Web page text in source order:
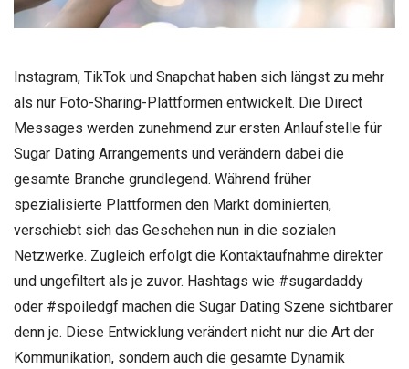
Instagram, TikTok und Snapchat haben sich längst zu mehr
als nur Foto-Sharing-Plattformen entwickelt. Die Direct
Messages werden zunehmend zur ersten Anlaufstelle für
Sugar Dating Arrangements und verändern dabei die
gesamte Branche grundlegend. Während früher
spezialisierte Plattformen den Markt dominierten,
verschiebt sich das Geschehen nun in die sozialen
Netzwerke. Zugleich erfolgt die Kontaktaufnahme direkter
und ungefiltert als je zuvor. Hashtags wie #sugardaddy
oder #spoiledgf machen die Sugar Dating Szene sichtbarer
denn je. Diese Entwicklung verändert nicht nur die Art der
Kommunikation, sondern auch die gesamte Dynamik